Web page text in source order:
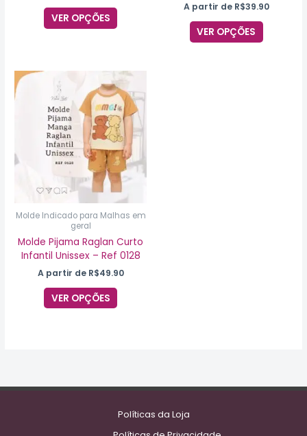
VER OPÇÕES
A partir de R$39.90
VER OPÇÕES
Molde Indicado para Malhas em
geral
Molde Pijama Raglan Curto
Infantil Unissex – Ref 0128
A partir de R$49.90
VER OPÇÕES
Este
produto
tem
várias
variantes.
As
opções
podem
ser
escolhidas
na
do
produto
Políticas da Loja